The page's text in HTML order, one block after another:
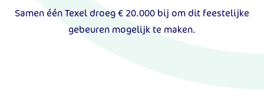
Samen één Texel droeg € 20.000 bij om dit feestelijke
gebeuren mogelijk te maken.